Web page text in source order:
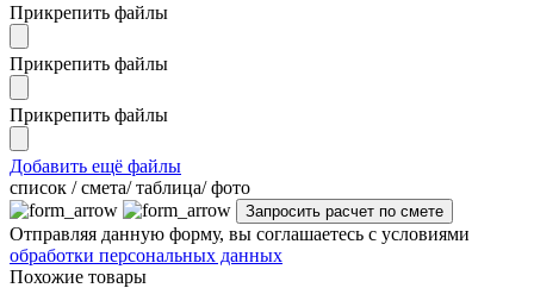
Прикрепить файлы
Прикрепить файлы
Прикрепить файлы
Добавить ещё файлы
cписок / смета/ таблица/ фото
Отправляя данную форму, вы соглашаетесь с условиями
обработки персональных данных
Похожие товары